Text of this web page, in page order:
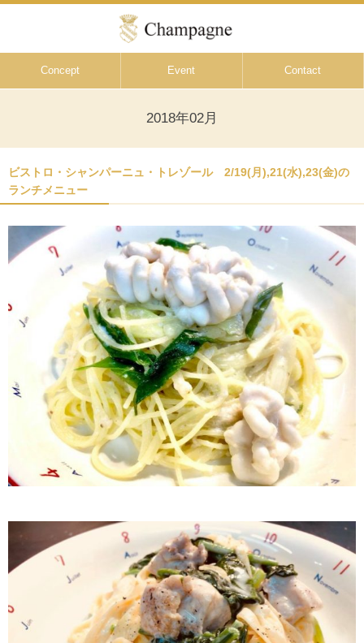
Concept Event Contact
2018年02月
ビストロ・シャンパーニュ・トレゾール 2/19(月),21(水),23(金)の
ランチメニュー